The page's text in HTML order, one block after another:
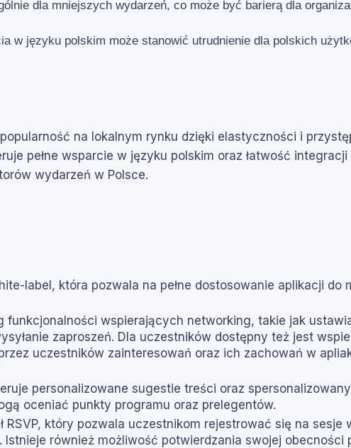
dla mniejszych wydarzeń, co może być barierą dla
w języku polskim może stanowić utrudnienie dla polskich
na lokalnym rynku dzięki elastyczności i
pełne wsparcie w języku polskim oraz łatwość
wydarzeń w Polsce.
label, która pozwala na pełne dostosowanie aplikacji do
funkcjonalności wspierających networking, takie jak
zaproszeń. Dla uczestników dostępny też jest
uczestników zainteresowań oraz ich zachowań w
personalizowane sugestie treści oraz spersonalizowany
oceniać punkty programu oraz prelegentów.
RSVP, który pozwala uczestnikom rejestrować się na sesje
również możliwość potwierdzania swojej obecności